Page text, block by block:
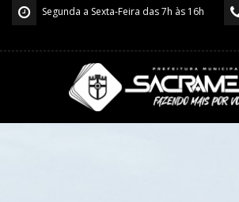
Segunda a Sexta-Feira das 7h às 16h